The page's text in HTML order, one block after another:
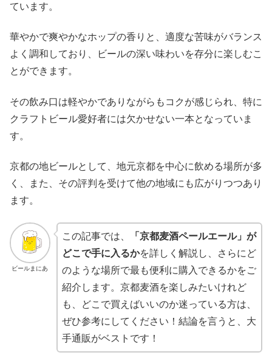
ています。
華やかで爽やかなホップの香りと、適度な苦味がバランス
よく調和しており、ビールの深い味わいを存分に楽しむこ
とができます。
その飲み口は軽やかでありながらもコクが感じられ、特に
クラフトビール愛好者には欠かせない一本となっていま
す。
京都の地ビールとして、地元京都を中心に飲める場所が多
く、また、その評判を受けて他の地域にも広がりつつあり
ます。
ビールまにあ
この記事では、
「京都麦酒ペールエール」が
どこで手に入るかを詳しく解説し、さらにど
のような場所で最も便利に購入できるかをご
紹介します。京都麦酒を楽しみたいけれど
も、どこで買えばいいのか迷っている方は、
ぜひ参考にしてください！結論を言うと、大
手通販がベストです！